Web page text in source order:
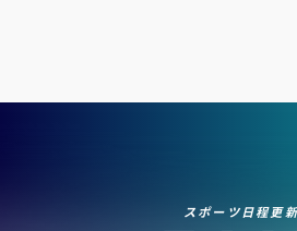
スポーツ日程更